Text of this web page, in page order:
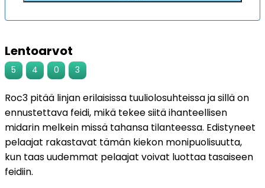
Lentoarvot
5 4 0 3
Roc3 pitää linjan erilaisissa tuuliolosuhteissa ja sillä on
ennustettava feidi, mikä tekee siitä ihanteellisen
midarin melkein missä tahansa tilanteessa. Edistyneet
pelaajat rakastavat tämän kiekon monipuolisuutta,
kun taas uudemmat pelaajat voivat luottaa tasaiseen
feidiin.